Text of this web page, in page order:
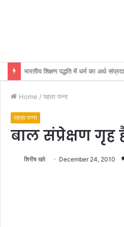
Home / पहला पन्ना
पहला पन्ना
बाल संप्रेक्षण गृह
शिरीष खरे December 24, 2010